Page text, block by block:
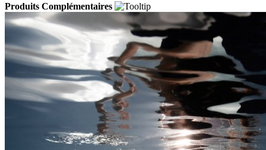
Produits Complémentaires